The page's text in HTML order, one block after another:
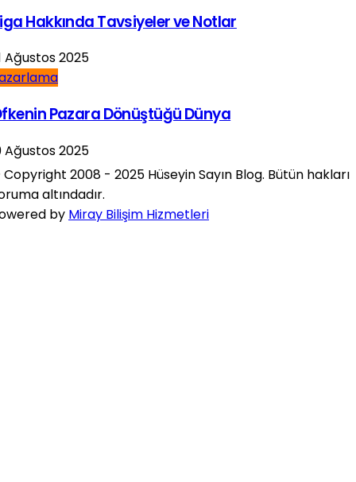
Hakkında Tavsiyeler ve Notlar
Ağustos 2025
Pazara Dönüştüğü Dünya
Ağustos 2025
2008 - 2025 Hüseyin Sayın Blog. Bütün hakları
altındadır.
by Miray Bilişim Hizmetleri